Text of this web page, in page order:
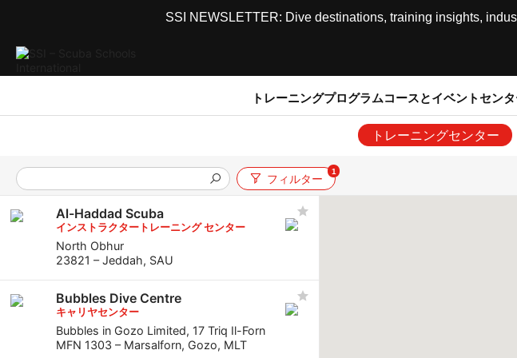
SSI NEWSLETTER: Dive destinations, training insights,
トレーニングプログラムコースとイベント セン
トレーニングセンター
フィルター
1
Al-Haddad Scuba
インストラクタートレーニング センター
North Obhur
23821 – Jeddah, SAU
Bubbles Dive Centre
キャリヤセンター
Bubbles in Gozo Limited, 17 Triq Il-Forn
MFN 1303 – Marsalforn, Gozo, MLT